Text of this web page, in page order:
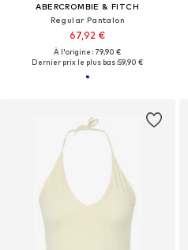
ABERCROMBIE & FITCH
Regular Pantalon
67,92 €
À l'origine : 79,90 €
Dernier prix le plus bas :59,90 €